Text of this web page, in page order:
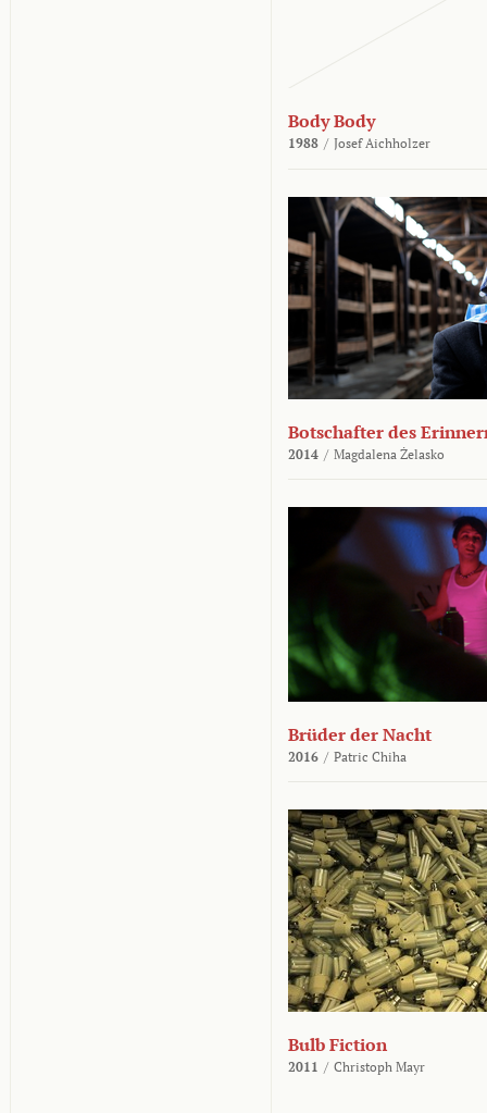
Body Body
1988 / Josef Aichholzer
Botschafter des
2014 / Magdalena Żelasko
Brüder der Nacht
2016 / Patric Chiha
Bulb Fiction
2011 / Christoph Mayr